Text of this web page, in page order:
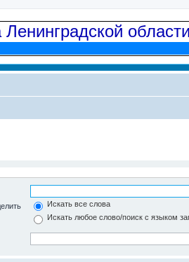
Искать все слова
Искать любое слово/поиск с языком